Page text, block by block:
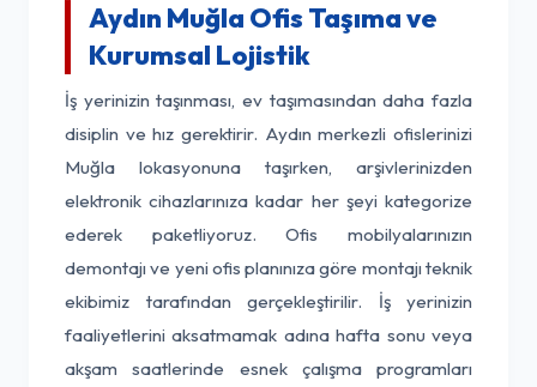
Aydın Muğla Ofis Taşıma ve
Kurumsal Lojistik
İş yerinizin taşınması, ev taşımasından daha fazla
disiplin ve hız gerektirir. Aydın merkezli ofislerinizi
Muğla lokasyonuna taşırken, arşivlerinizden
elektronik cihazlarınıza kadar her şeyi kategorize
ederek paketliyoruz. Ofis mobilyalarınızın
demontajı ve yeni ofis planınıza göre montajı teknik
ekibimiz tarafından gerçekleştirilir. İş yerinizin
faaliyetlerini aksatmamak adına hafta sonu veya
akşam saatlerinde esnek çalışma programları